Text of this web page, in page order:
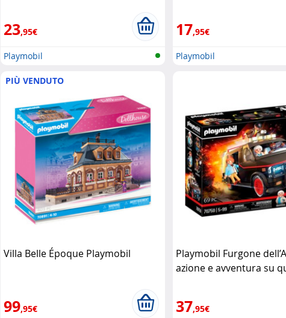
23,95€
Playmobil
17,95€
Playmobil
PIÙ VENDUTO
Villa Belle Époque Playmobil
99,95€
Playmobil Furgone
azione e avventura su
37,95€